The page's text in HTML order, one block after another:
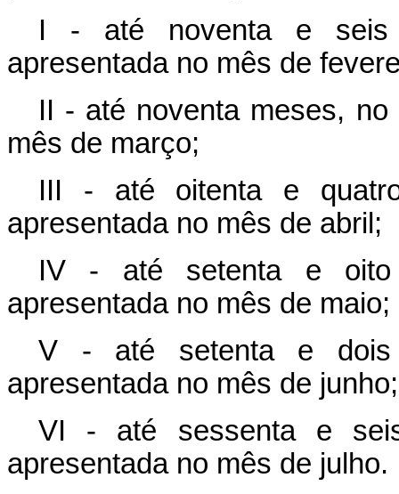
I - até noventa e seis
apresentada no mês de
II - até noventa meses,
mês de março;
III - até oitenta e
apresentada no mês de abril;
IV - até setenta e oito
apresentada no mês de maio;
V - até setenta e dois
apresentada no mês de junho;
VI - até sessenta e
apresentada no mês de julho.